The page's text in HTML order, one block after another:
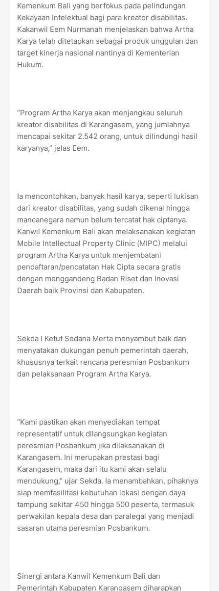
Kemenkum Bali yang berfokus pada pelindungan
Kekayaan Intelektual bagi para kreator disabilitas.
Kakanwil Eem Nurmanah menjelaskan bahwa Artha
Karya telah ditetapkan sebagai produk unggulan dan
target kinerja nasional nantinya di Kementerian
Hukum.
“Program Artha Karya akan menjangkau seluruh
kreator disabilitas di Karangasem, yang jumlahnya
mencapai sekitar 2.542 orang, untuk dilindungi hasil
karyanya,” jelas Eem.
Ia mencontohkan, banyak hasil karya, seperti lukisan
dari kreator disabilitas, yang sudah dikenal hingga
mancanegara namun belum tercatat hak ciptanya.
Kanwil Kemenkum Bali akan melaksanakan kegiatan
Mobile Intellectual Property Clinic (MIPC) melalui
program Artha Karya untuk menjembatani
pendaftaran/pencatatan Hak Cipta secara gratis
dengan menggandeng Badan Riset dan Inovasi
Daerah baik Provinsi dan Kabupaten.
Sekda I Ketut Sedana Merta menyambut baik dan
menyatakan dukungan penuh pemerintah daerah,
khususnya terkait rencana peresmian Posbankum
dan pelaksanaan Program Artha Karya.
“Kami pastikan akan menyediakan tempat
representatif untuk dilangsungkan kegiatan
peresmian Posbankum jika dilaksanakan di
Karangasem. Ini merupakan prestasi bagi
Karangasem, maka dari itu kami akan selalu
mendukung,” ujar Sekda. Ia menambahkan, pihaknya
siap memfasilitasi kebutuhan lokasi dengan daya
tampung sekitar 450 hingga 500 peserta, termasuk
perwakilan kepala desa dan paralegal yang menjadi
sasaran utama peresmian Posbankum.
Sinergi antara Kanwil Kemenkum Bali dan
Pemerintah Kabupaten Karangasem diharapkan